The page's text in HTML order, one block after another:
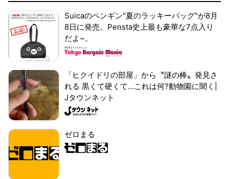
Suicaのペンギン"夏のラッキーバッグ"が8月
8日に発売。Pensta史上最も豪華な7点入り
だよ~。
「ヒクイドリの部屋」から〝謎の棒〟発見さ
れる 黒くて硬くて...これは何?動物園に聞く|
Jタウンネット
ゼロまる